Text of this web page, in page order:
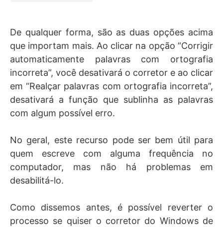
De qualquer forma, são as duas opções acima
que importam mais. Ao clicar na opção “Corrigir
automaticamente palavras com ortografia
incorreta”, você desativará o corretor e ao clicar
em “Realçar palavras com ortografia incorreta”,
desativará a função que sublinha as palavras
com algum possível erro.
No geral, este recurso pode ser bem útil para
quem escreve com alguma frequência no
computador, mas não há problemas em
desabilitá-lo.
Como dissemos antes, é possível reverter o
processo se quiser o corretor do Windows de